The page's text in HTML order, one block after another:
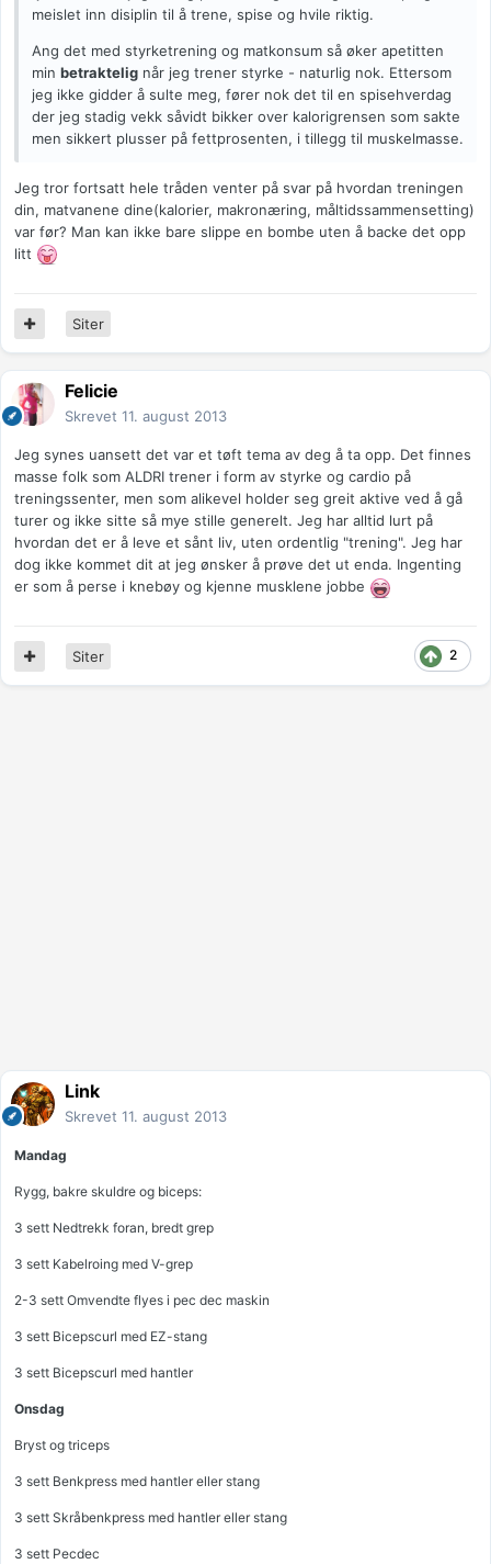
meislet inn disiplin til å trene, spise og hvile riktig.
Ang det med styrketrening og matkonsum så øker apetitten
min betraktelig når jeg trener styrke - naturlig nok. Ettersom
jeg ikke gidder å sulte meg, fører nok det til en spisehverdag
der jeg stadig vekk såvidt bikker over kalorigrensen som sakte
men sikkert plusser på fettprosenten, i tillegg til muskelmasse.
Jeg tror fortsatt hele tråden venter på svar på hvordan treningen
din, matvanene dine(kalorier, makronæring, måltidssammensetting)
var før? Man kan ikke bare slippe en bombe uten å backe det opp
litt
Siter
Felicie
Skrevet 11. august 2013
Jeg synes uansett det var et tøft tema av deg å ta opp. Det finnes
masse folk som ALDRI trener i form av styrke og cardio på
treningssenter, men som alikevel holder seg greit aktive ved å gå
turer og ikke sitte så mye stille generelt. Jeg har alltid lurt på
hvordan det er å leve et sånt liv, uten ordentlig "trening". Jeg har
dog ikke kommet dit at jeg ønsker å prøve det ut enda. Ingenting
er som å perse i knebøy og kjenne musklene jobbe
2
Siter
Link
Skrevet 11. august 2013
Mandag
Rygg, bakre skuldre og biceps:
3 sett Nedtrekk foran, bredt grep
3 sett Kabelroing med V-grep
2-3 sett Omvendte flyes i pec dec maskin
3 sett Bicepscurl med EZ-stang
3 sett Bicepscurl med hantler
Onsdag
Bryst og triceps
3 sett Benkpress med hantler eller stang
3 sett Skråbenkpress med hantler eller stang
3 sett Pecdec